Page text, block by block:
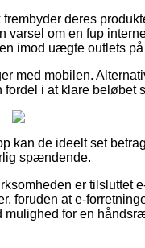
deres
om en fup
imod uægte outlets på
med mobilen.
i at klare beløbet
kan de ideelt set
spændende.
er tilsluttet
foruden at e-
mulighed for en